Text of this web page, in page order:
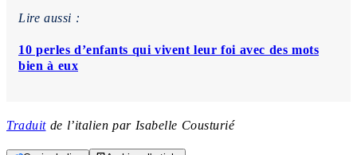
Lire aussi :
10 perles d’enfants qui vivent leur foi avec des mots
bien à eux
Traduitde l’italien par Isabelle Cousturié